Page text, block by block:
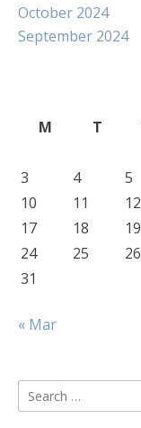
October 2024
September 2024
M
T
3
4 5
10
11 12
17
18 19
24
25 26
31
« Mar
Search
for: